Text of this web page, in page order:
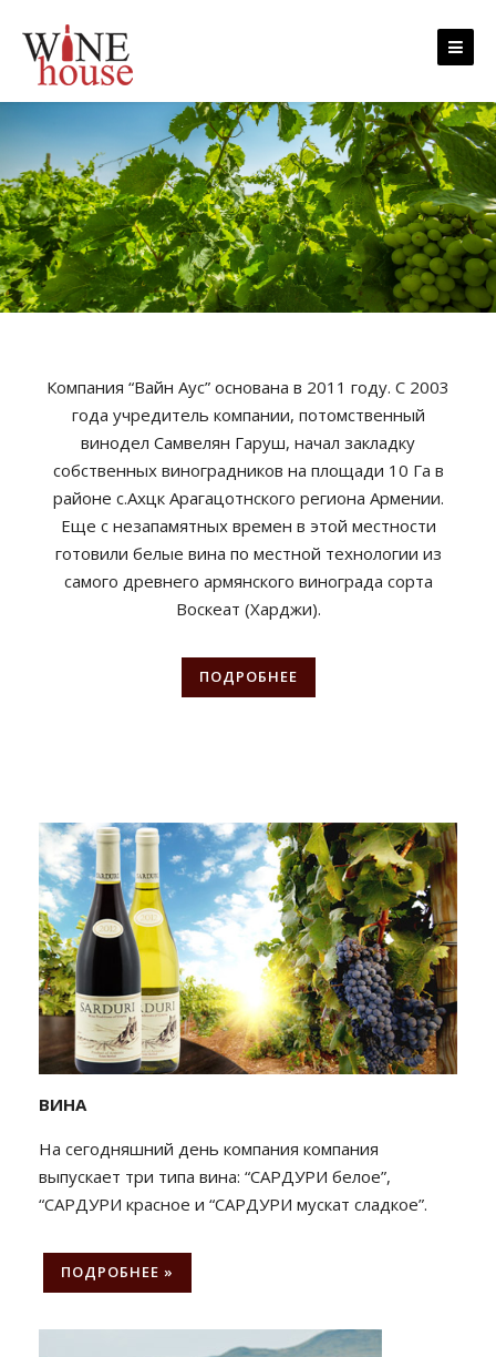
Компания “Вайн Аус” основана в 2011 году. С 2003
года учредитель компании, потомственный
винодел Самвелян Гаруш, начал закладку
собственных виноградников на площади 10 Га в
районе с.Ахцк Арагацотнского региона Армении.
Еще с незапамятных времен в этой местности
готовили белые вина по местной технологии из
самого древнего армянского винограда сорта
Воскеат (Харджи).
ПОДРОБНЕЕ
ВИНА
На сегодняшний день компания компания
выпускает три типа вина: “САРДУРИ белое”,
“САРДУРИ красное и “САРДУРИ мускат сладкое”.
ПОДРОБНЕЕ »